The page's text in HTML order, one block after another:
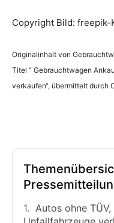
Copyright Bild: freepik-
Originalinhalt von
Titel “ Gebrauchtwagen
verkaufen“, übermittelt durch
Autos ohne